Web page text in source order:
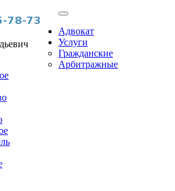
Адвокат
Услуги
Гражданские
Арбитражные